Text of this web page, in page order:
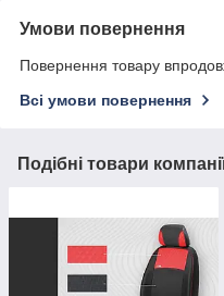
Умови повернення
Повернення товару
Всі умови повернення
Подібні товари